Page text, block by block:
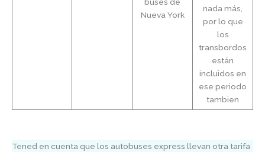
Nueva York
nada más,
por lo que
los
transbordos
están
incluidos en
ese periodo
tambien
Tened en cuenta que los autobuses express llevan otra tarifa